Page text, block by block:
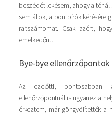
beszédét lekésem, ahogy a
sem állok, a pontbírók kérésére
rajtszámomat. Csak azért,
emelkedőn…
Bye-bye ellenőrzőpontok
Az ezelőtti, pontosabban
ellenőrzőpontnál is ugyanez a
érkeztem, már göngyölítették a